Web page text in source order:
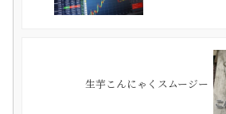
生芋こんにゃくスムージー